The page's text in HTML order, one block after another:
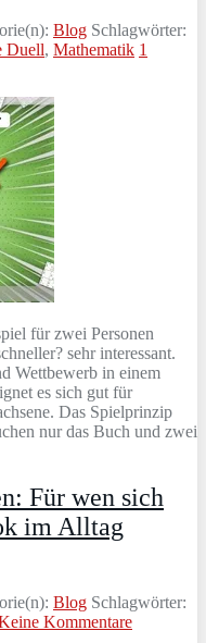
Blog Schlagwörter:
Duell, Mathematik 1
für zwei Personen
sehr interessant.
Wettbewerb in einem
es sich gut für
Das Spielprinzip
nur das Buch und zwei
Für wen sich
im Alltag
Blog Schlagwörter:
Kommentare